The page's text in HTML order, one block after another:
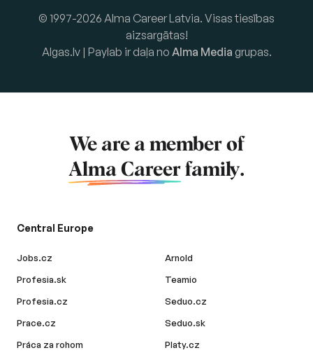
© 1997-2026 Alma Career Latvia. Visas tiesības
aizsargātas!
Algas.lv | Paylab ir daļa no Alma Media grupas.
We are a member of
Alma Career family.
Central Europe
Jobs.cz
Profesia.sk
Profesia.cz
Prace.cz
Práca za rohom
Arnold
Teamio
Seduo.cz
Seduo.sk
Platy.cz